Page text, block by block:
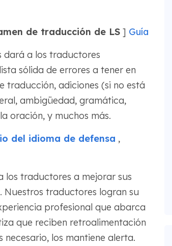
de traducción de LS] Guía
dará a los traductores
sólida de errores a tener en
traducción, adiciones (si no está
ambigüedad, gramática,
oración, y muchos más.
del idioma de defensa ,
los traductores a mejorar sus
traductores logran su
profesional que abarca
que reciben retroalimentación
los mantiene alerta.